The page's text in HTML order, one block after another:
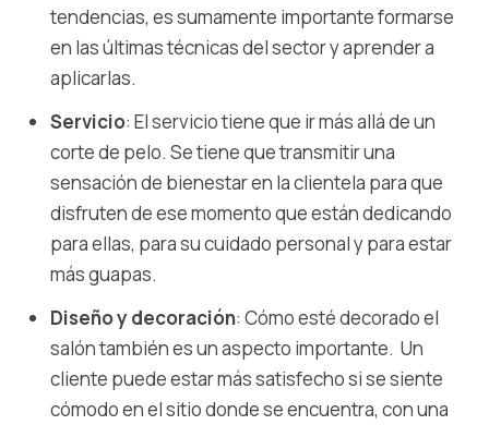
tendencias, es sumamente importante formarse
en las últimas técnicas del sector y aprender a
aplicarlas.
Servicio: El servicio tiene que ir más allá de un
corte de pelo. Se tiene que transmitir una
sensación de bienestar en la clientela para que
disfruten de ese momento que están dedicando
para ellas, para su cuidado personal y para estar
más guapas.
Diseño y decoración: Cómo esté decorado el
salón también es un aspecto importante. Un
cliente puede estar más satisfecho si se siente
cómodo en el sitio donde se encuentra, con una